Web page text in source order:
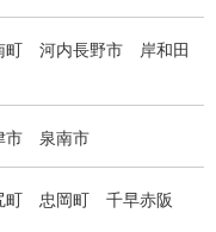
町 河内長野市
岸和田
市 泉南市
町 忠岡町
千早赤阪